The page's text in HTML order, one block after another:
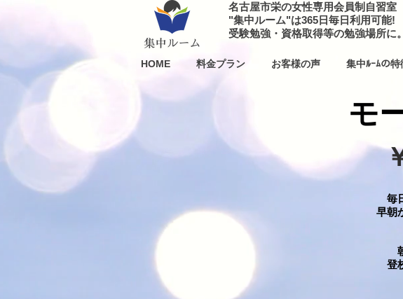
名古屋市栄の女性専用会員制自習室
"集中ルーム"は365日毎日利用可能!
​受験勉強・資格取得等の勉強場所に。
HOME 料金プラン お客様の声 集中ﾙｰﾑの特
モ
毎
早朝
登